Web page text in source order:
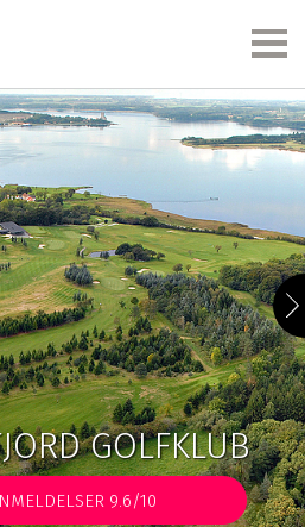
GOLFKLUB
9.6/10